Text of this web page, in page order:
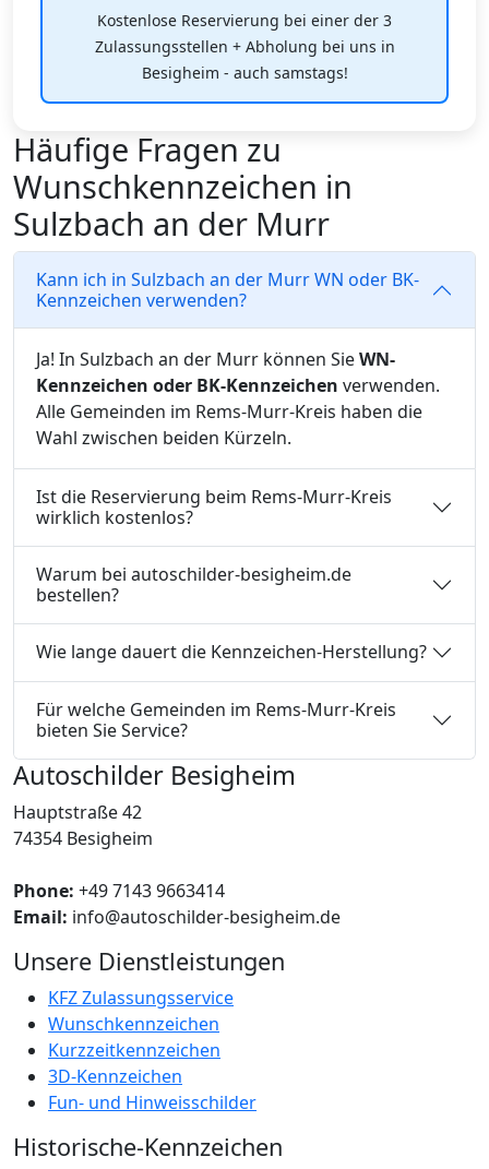
Kostenlose Reservierung bei einer der 3
Zulassungsstellen + Abholung bei uns in
Besigheim - auch samstags!
Häufige Fragen zu
Wunschkennzeichen in
Sulzbach an der Murr
Kann ich in Sulzbach an der Murr WN oder BK-
Kennzeichen verwenden?
Ja! In Sulzbach an der Murr können SieWN-
Kennzeichen oder BK-Kennzeichen verwenden.
Alle Gemeinden im Rems-Murr-Kreis haben die
Wahl zwischen beiden Kürzeln.
Ist die Reservierung beim Rems-Murr-Kreis
wirklich kostenlos?
Warum bei autoschilder-besigheim.de
bestellen?
Wie lange dauert die Kennzeichen-Herstellung?
Für welche Gemeinden im Rems-Murr-Kreis
bieten Sie Service?
Autoschilder Besigheim
Hauptstraße 42
74354 Besigheim
Phone: +49 7143 9663414
Email: info@autoschilder-besigheim.de
Unsere Dienstleistungen
KFZ Zulassungsservice
Wunschkennzeichen
Kurzzeitkennzeichen
3D-Kennzeichen
Fun- und Hinweisschilder
Historische-Kennzeichen